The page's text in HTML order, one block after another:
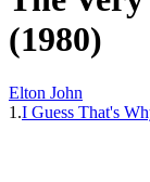
(1980)
Elton John
1.I Guess That's